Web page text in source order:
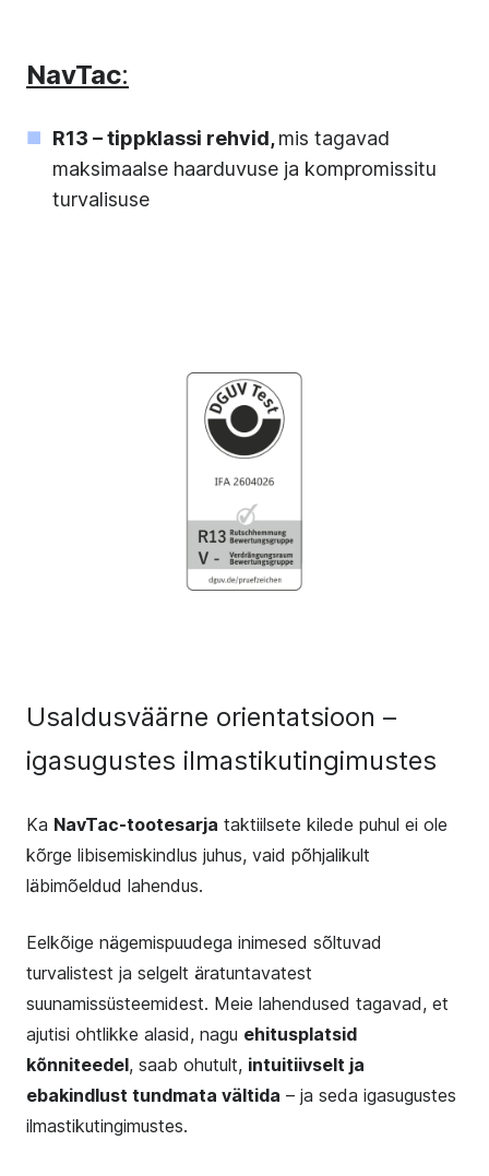
NavTac:
R13 – tippklassi rehvid,mis tagavad
maksimaalse haarduvuse ja kompromissitu
turvalisuse
Usaldusväärne orientatsioon –
igasugustes ilmastikutingimustes
Ka NavTac-tootesarja taktiilsete kilede puhul ei ole
kõrge libisemiskindlus juhus, vaid põhjalikult
läbimõeldud lahendus.
Eelkõige nägemispuudega inimesed sõltuvad
turvalistest ja selgelt äratuntavatest
suunamissüsteemidest. Meie lahendused tagavad, et
ajutisi ohtlikke alasid, nagu ehitusplatsid
kõnniteedel, saab ohutult, intuitiivselt ja
ebakindlust tundmata vältida – ja seda igasugustes
ilmastikutingimustes.